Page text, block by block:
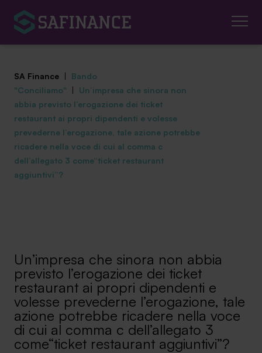
Mediazione Creditizia
Finanza Agevolata
Ambassador
Contatti
Lavora con noi
SA Finance | Bando
"Conciliamo" | Un’impresa che sinora non
abbia previsto l’erogazione dei ticket
restaurant ai propri dipendenti e volesse
prevederne l’erogazione, tale azione potrebbe
ricadere nella voce di cui al comma c
dell’allegato 3 come“ticket restaurant
aggiuntivi”?
Un’impresa che sinora non abbia
previsto l’erogazione dei ticket
restaurant ai propri dipendenti e
volesse prevederne l’erogazione, tale
azione potrebbe ricadere nella voce
di cui al comma c dell’allegato 3
come“ticket restaurant aggiuntivi”?